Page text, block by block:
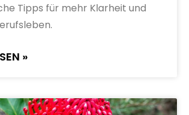
Tipps für mehr Klarheit und
»